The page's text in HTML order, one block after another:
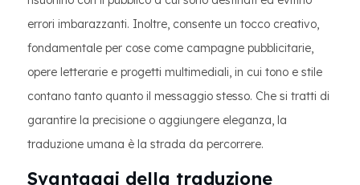
errori imbarazzanti. Inoltre, consente un tocco creativo,
fondamentale per cose come campagne pubblicitarie,
opere letterarie e progetti multimediali, in cui tono e stile
contano tanto quanto il messaggio stesso. Che si tratti di
garantire la precisione o aggiungere eleganza, la
traduzione umana è la strada da percorrere.
Svantaggi della traduzione